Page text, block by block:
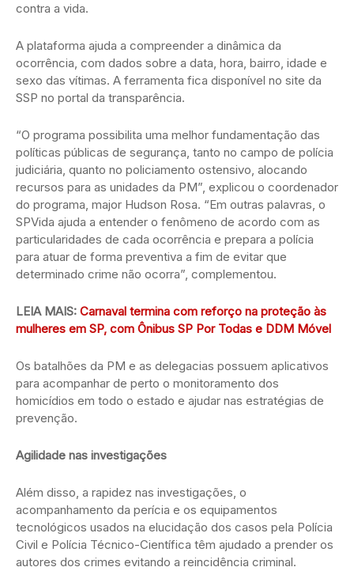
contra a vida.
A plataforma ajuda a compreender a dinâmica da
ocorrência, com dados sobre a data, hora, bairro, idade e
sexo das vítimas. A ferramenta fica disponível no site da
SSP no portal da transparência.
“O programa possibilita uma melhor fundamentação das
políticas públicas de segurança, tanto no campo de polícia
judiciária, quanto no policiamento ostensivo, alocando
recursos para as unidades da PM”, explicou o coordenador
do programa, major Hudson Rosa. “Em outras palavras, o
SPVida ajuda a entender o fenômeno de acordo com as
particularidades de cada ocorrência e prepara a polícia
para atuar de forma preventiva a fim de evitar que
determinado crime não ocorra”, complementou.
LEIA MAIS: Carnaval termina com reforço na proteção às
mulheres em SP, com Ônibus SP Por Todas e DDM Móvel
Os batalhões da PM e as delegacias possuem aplicativos
para acompanhar de perto o monitoramento dos
homicídios em todo o estado e ajudar nas estratégias de
prevenção.
Agilidade nas investigações
Além disso, a rapidez nas investigações, o
acompanhamento da perícia e os equipamentos
tecnológicos usados na elucidação dos casos pela Polícia
Civil e Polícia Técnico-Científica têm ajudado a prender os
autores dos crimes evitando a reincidência criminal.